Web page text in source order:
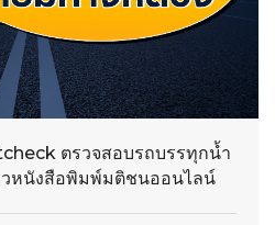
ตรวจสอบรถบรรทุกน้ำ
หนังสือพิมพ์มติชนออนไลน์